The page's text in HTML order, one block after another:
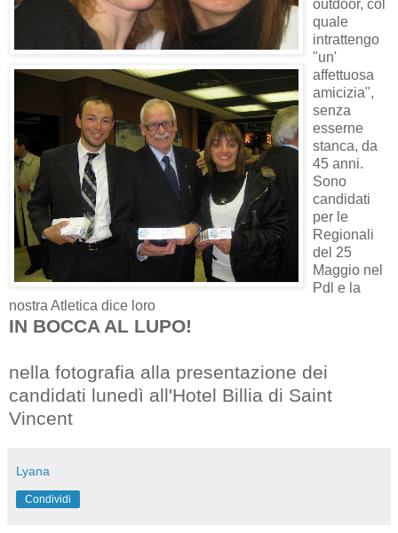
outdoor, col
quale
intrattengo
"un'
affettuosa
amicizia",
senza
esserne
stanca, da
45 anni.
Sono
candidati
per le
Regionali
del 25
Maggio nel
Pdl e la
nostra Atletica dice loro
IN BOCCA AL LUPO!
nella fotografia alla presentazione dei
candidati lunedì all'Hotel Billia di Saint
Vincent
Lyana
Condividi